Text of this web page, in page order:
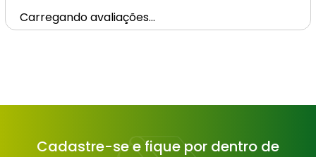
Carregando avaliações…
Cadastre-se e fique por dentro de